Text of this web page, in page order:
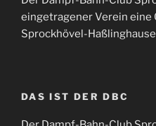
eingetragener Verein eine
Sprockhövel-
DAS IST DER DBC